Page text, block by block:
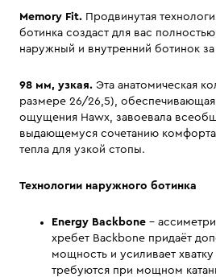
Memory Fit. Продвинутая
ботинка создаст для вас
наружный и внутренний ботинок
98 мм, узкая. Эта анатомическая
размере 26/26,5),
ощущения Hawx, завоевала
выдающемуся сочетанию
тепла для узкой стопы.
Технологии наружного ботинка
Energy Backbone –
хребет Backbone придаёт
мощность и усиливает
требуются при мощном